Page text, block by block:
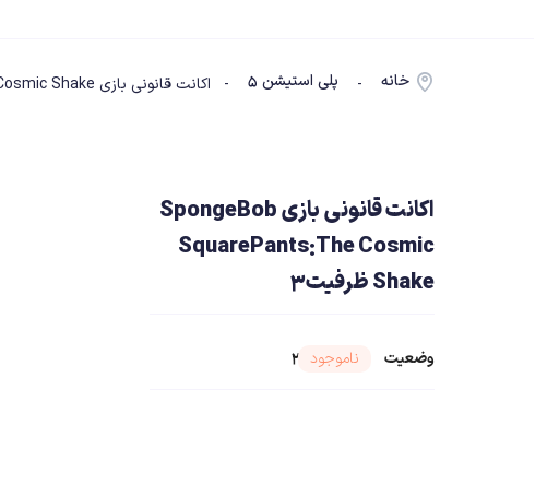
خانه - پلی استیشن ۵ - اکانت قانونی بازی SpongeBob SquarePants:The Cosmic Shake ظرفیت3
اکانت قانونی بازی SpongeBob
SquarePants:The Cosmic
Shake ظرفیت3
وضعیت ناموجودشناسه محصول ۲۳۶۴۰